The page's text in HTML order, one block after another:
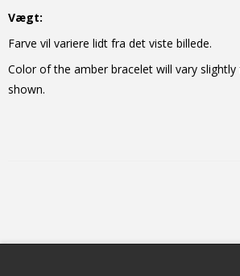
Vægt:
Farve vil variere lidt fra det viste billede.
Color of the amber bracelet will vary
shown.